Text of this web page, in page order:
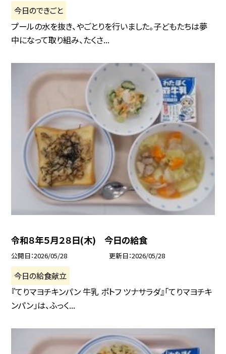
今日のできごと
プールの水を抜き、やごとりを行いました。子どもたちは夢
中になって取り組み、たくさ...
令和８年５月２８日(木) 今日の給食
公開日 2026/05/28 更新日 2026/05/28
今日の給食献立
『てりマヨチキンパン 牛乳 ポトフ ツナサラダ』「てりマヨチキ
ンパン」は、ふっく...